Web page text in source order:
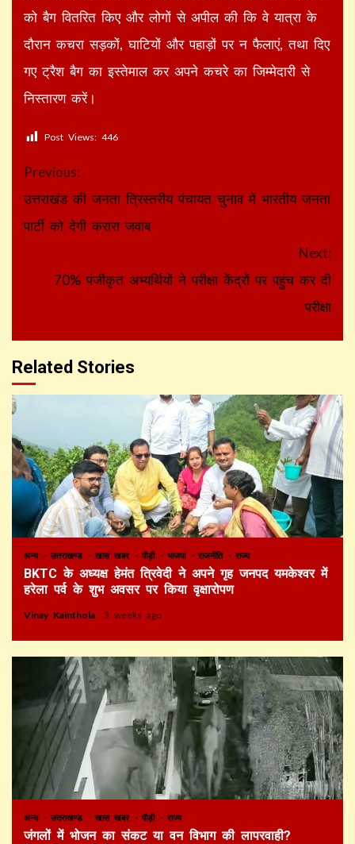
को बैग वितरित किए और लोगों से अपील की कि वे यात्रा के
दौरान कचरा सड़कों, घाटियों और पहाड़ों पर न फैलाएं, तथा दिए
गए ट्रैश बैग का इस्तेमाल कर अपने कचरे का जिम्मेदारी से
निस्तारण करें।
Post Views: 446
Continue
Reading
Previous:
उत्तराखंड की जनता त्रिस्तरीय पंचायत चुनाव में भारतीय जनता
पार्टी को देगी करारा जवाब
Next:
70% पंजीकृत अभ्यर्थियों ने परीक्षा केंद्रों पर पहुंच कर दी
परीक्षा
Related Stories
अन्य उत्तराखण्ड खास खबर पौड़ी भाजपा राजनीति राज्य
BKTC के अध्यक्ष हेमंत त्रिवेदी ने अपने गृह जनपद यमकेश्वर में
हरेला पर्व के शुभ अवसर पर किया वृक्षारोपण
Vinay Kainthola 3 weeks ago
अन्य उत्तराखण्ड खास खबर पौड़ी राज्य
जंगलों में भोजन का संकट या वन विभाग की लापरवाही?